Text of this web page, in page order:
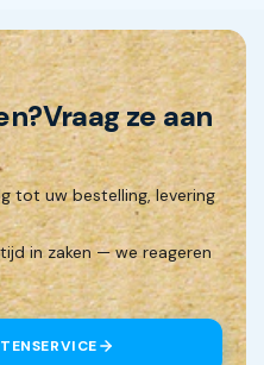
Vraag ze aan
tot uw bestelling, levering
in zaken — we reageren